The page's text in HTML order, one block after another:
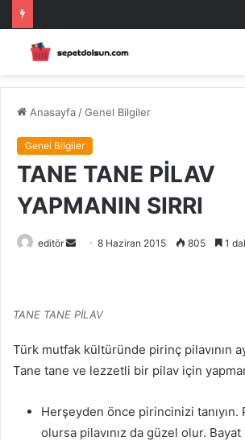
Anasayfa /Genel Bilgiler
Genel Bilgiler
TANE TANE PİLAV
YAPMANIN SIRRI
editör
Bir
8 Haziran 2015 805 1
TANE TANE PİLAV
Türk mutfak kültüründe pirinç pilavının
Tane tane ve lezzetli bir pilav için
Herşeyden önce pirincinizi
olursa pilavınız da güzel olur.